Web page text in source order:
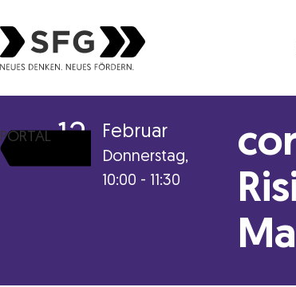
PORTAL 12 Februar
Donnerstag,
10:00 - 11:30